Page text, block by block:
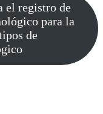
el registro de
para la
de